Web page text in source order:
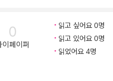
세운 학교이다. 학부모들이 내는
학교는 일본 초중고교 과정에서
지만 일본에서 정식 학교로 인정
있다. 현재, 재일 조선인 대부분이
0
이페이퍼
읽고 싶어요 0명
읽고 있어요 0명
읽었어요 4명